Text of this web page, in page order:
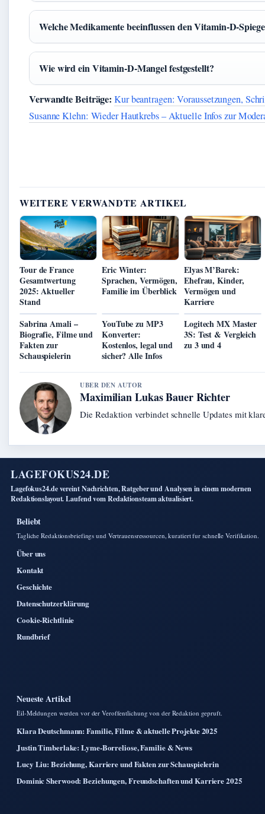
Welche Medikamente beeinflussen den
Wie wird ein Vitamin‑D‑Mangel festgestellt?
Verwandte Beiträge: Kur beantragen: Voraussetzungen,
Susanne Klehn: Wieder Hautkrebs – Aktuelle Infos zur
WEITERE VERWANDTE ARTIKEL
Tour de France
Gesamtwertung
2025: Aktueller
Stand
Eric Winter:
Sprachen, Vermögen,
Familie im Überblick
Elyas M’Barek:
Ehefrau, Kinder,
Vermögen und
Karriere
Sabrina Amali –
Biografie, Filme und
Fakten zur
Schauspielerin
YouTube zu MP3
Konverter:
Kostenlos, legal und
sicher? Alle Infos
Logitech MX Master
3S: Test & Vergleich
zu 3 und 4
UBER DEN AUTOR
Maximilian Lukas Bauer Richter
Die Redaktion verbindet schnelle Updates mit
LAGEFOKUS24.DE
Lagefokus24.de vereint Nachrichten, Ratgeber und Analysen in einem modernen
Redaktionslayout. Laufend vom Redaktionsteam aktualisiert.
Beliebt
Tagliche Redaktionsbriefings und Vertrauensressourcen, kuratiert fur schnelle Verifikation.
Über uns
Kontakt
Geschichte
Datenschutzerklärung
Cookie-Richtlinie
Rundbrief
Neueste Artikel
Eil-Meldungen werden vor der Veroffentlichung von der Redaktion gepruft.
Klara Deutschmann: Familie, Filme & aktuelle Projekte 2025
Justin Timberlake: Lyme-Borreliose, Familie & News
Lucy Liu: Beziehung, Karriere und Fakten zur Schauspielerin
Dominic Sherwood: Beziehungen, Freundschaften und Karriere 2025